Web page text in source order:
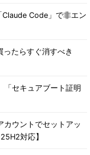
Code」で非エン
たらすぐ消すべき
セキュアブート証明
ウントでセットアッ
対応】